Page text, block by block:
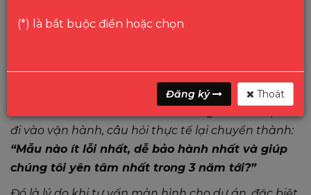
hình, mỗi phần trăm tỷ lệ lỗi đều trở thành một con
Trong nhiều năm triển khai dự án, chúng tôi nhận
thấy không ít đơn vị ban đầu chỉ quan tâm đến
đi vào vận hành, câu hỏi thực tế lại chuyển thành:
“Mẫu nào ít lỗi nhất, dễ bảo hành nhất và giúp
chúng tôi yên tâm nhất trong 3 năm tới?”
(*) là bắt buộc điền hoặc chọn
Đăng ký Thoát